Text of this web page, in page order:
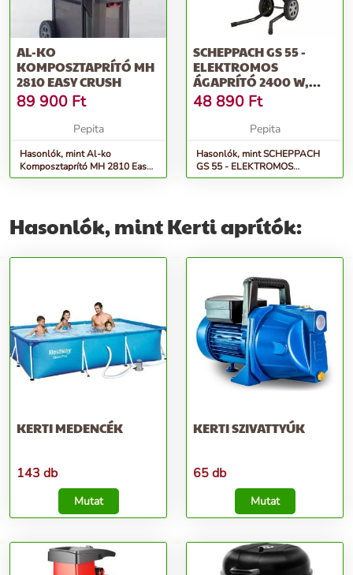
AL-KO
KOMPOSZTAPRÍTÓ MH
2810 EASY CRUSH
89 900 Ft
Pepita
Hasonlók, mint Al-ko
Komposztaprító MH 2810 Easy
Crush
SCHEPPACH GS 55 -
ELEKTROMOS
ÁGAPRÍTÓ 2400 W,
KÉSES
48 890 Ft
Pepita
Hasonlók, mint SCHEPPACH
GS 55 - ELEKTROMOS
ÁGAPRÍTÓ 2400 W, KÉSES
Hasonlók, mint Kerti aprítók:
KERTI MEDENCÉK
143 db
Mutat
KERTI SZIVATTYÚK
65 db
Mutat